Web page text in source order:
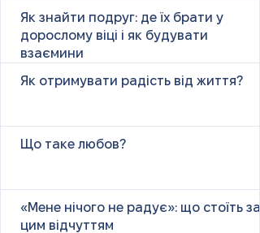
Як знайти подруг: де їх брати у
дорослому віці і як будувати
взаємини
Як отримувати радість від життя?
Що таке любов?
«Мене нічого не радує»: що стоїть за
цим відчуттям